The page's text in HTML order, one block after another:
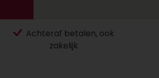
Achteraf betalen, ook
zakelijk